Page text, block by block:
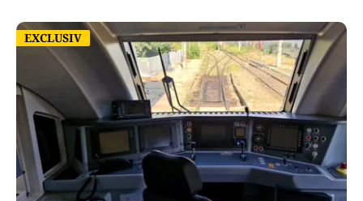
EXCLUSIV
EXCLUSIV